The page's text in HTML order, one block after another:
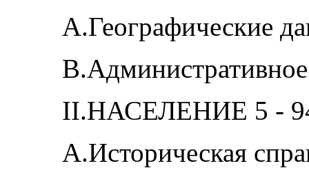
А.Географические
II.НАСЕЛЕНИЕ 5 -
A.Историческая